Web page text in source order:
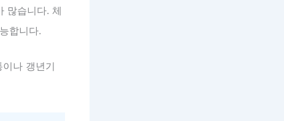
많습니다. 체
합니다.
나 갱년기